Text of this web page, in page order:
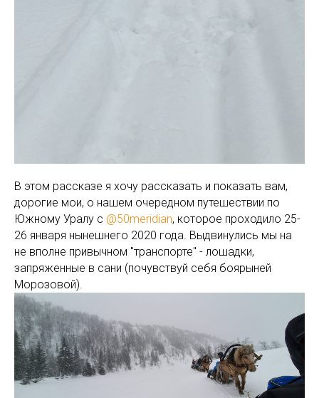
В этом рассказе я хочу рассказать и показать вам,
дорогие мои, о нашем очередном путешествии по
Южному Уралу с @50meridian, которое проходило 25-
26 января нынешнего 2020 года. Выдвинулись мы на
не вполне привычном "транспорте" - лошадки,
запряженные в сани (почувствуй себя боярыней
Морозовой).